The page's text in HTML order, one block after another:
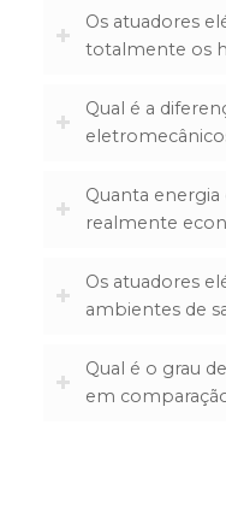
Os atuadores
totalmente os
Qual é a
Quanta
realmente
Os atuadores
ambientes de
Qual é o grau
em